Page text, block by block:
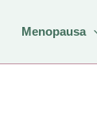
Menopausa